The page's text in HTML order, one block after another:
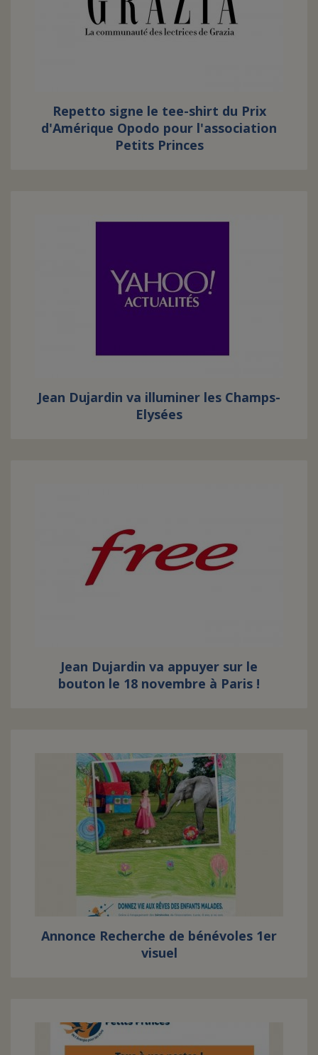
FAIRE UN DON
ESPACE PRESSE
Repetto signe le tee-shirt du Prix
d'Amérique Opodo pour l'association
Petits Princes
Jean Dujardin va illuminer les Champs-
Elysées
Jean Dujardin va appuyer sur le
bouton le 18 novembre à Paris !
Annonce Recherche de bénévoles 1er
visuel